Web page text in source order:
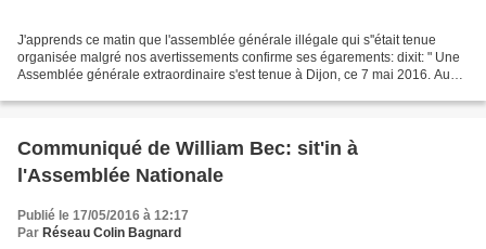
J'apprends ce matin que l'assemblée générale illégale qui s''était tenue
organisée malgré nos avertissements confirme ses égarements: dixit: " Une
Assemblée générale extraordinaire s'est tenue à Dijon, ce 7 mai 2016. Au
Communiqué de William Bec: sit'in à
l'Assemblée Nationale
Publié le 17/05/2016 à 12:17
Par Réseau Colin Bagnard